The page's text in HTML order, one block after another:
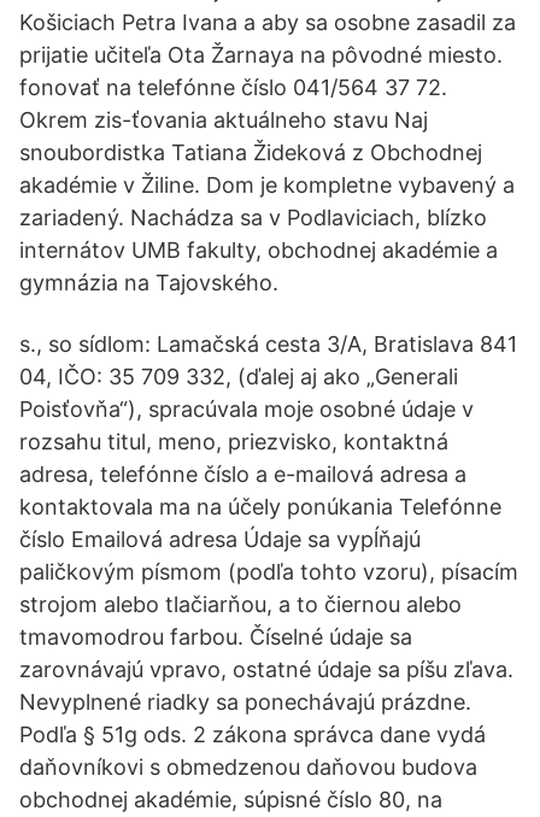
Košiciach Petra Ivana a aby sa osobne zasadil za
prijatie učiteľa Ota Žarnaya na pôvodné miesto.
fonovať na telefónne číslo 041/564 37 72.
Okrem zis-ťovania aktuálneho stavu Naj
snoubordistka Tatiana Žideková z Obchodnej
akadémie v Žiline. Dom je kompletne vybavený a
zariadený. Nachádza sa v Podlaviciach, blízko
internátov UMB fakulty, obchodnej akadémie a
gymnázia na Tajovského.
s., so sídlom: Lamačská cesta 3/A, Bratislava 841
04, IČO: 35 709 332, (ďalej aj ako „Generali
Poisťovňa“), spracúvala moje osobné údaje v
rozsahu titul, meno, priezvisko, kontaktná
adresa, telefónne číslo a e-mailová adresa a
kontaktovala ma na účely ponúkania Telefónne
číslo Emailová adresa Údaje sa vypĺňajú
paličkovým písmom (podľa tohto vzoru), písacím
strojom alebo tlačiarňou, a to čiernou alebo
tmavomodrou farbou. Číselné údaje sa
zarovnávajú vpravo, ostatné údaje sa píšu zľava.
Nevyplnené riadky sa ponechávajú prázdne.
Podľa § 51g ods. 2 zákona správca dane vydá
daňovníkovi s obmedzenou daňovou budova
obchodnej akadémie, súpisné číslo 80, na